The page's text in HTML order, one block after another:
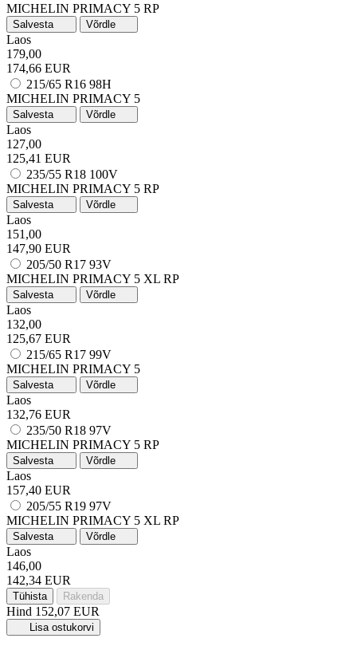
MICHELIN PRIMACY 5 RP
Salvesta Võrdle
Laos
179,00
174,66 EUR
215/65 R16 98H
MICHELIN PRIMACY 5
Salvesta Võrdle
Laos
127,00
125,41 EUR
235/55 R18 100V
MICHELIN PRIMACY 5 RP
Salvesta Võrdle
Laos
151,00
147,90 EUR
205/50 R17 93V
MICHELIN PRIMACY 5 XL RP
Salvesta Võrdle
Laos
132,00
125,67 EUR
215/65 R17 99V
MICHELIN PRIMACY 5
Salvesta Võrdle
Laos
132,76 EUR
235/50 R18 97V
MICHELIN PRIMACY 5 RP
Salvesta Võrdle
Laos
157,40 EUR
205/55 R19 97V
MICHELIN PRIMACY 5 XL RP
Salvesta Võrdle
Laos
146,00
142,34 EUR
Tühista Rakenda
Hind 152,07 EUR
Lisa ostukorvi